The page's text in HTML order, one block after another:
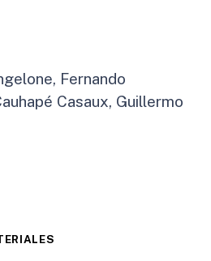
Fernando
Casaux, Guillermo